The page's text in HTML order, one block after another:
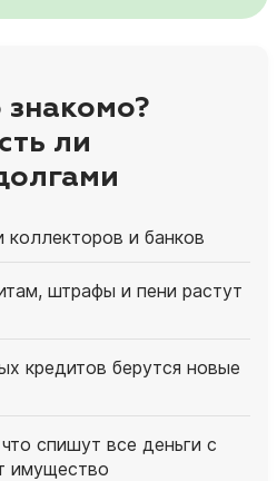
знакомо?
ли
и банков
штрафы и пени растут
кредитов берутся новые
спишут все деньги с
имущество